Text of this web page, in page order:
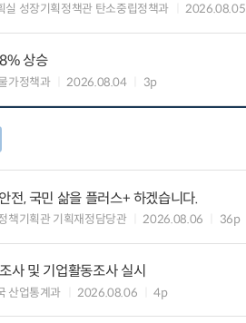
실 성장기획정책관 탄소중립정책과 2026.08.05
상승
가정책과 2026.08.04 3p
전, 국민 삶을 플러스+ 하겠습니다.
책기획관 기획재정담당관 2026.08.06 36p
사 및 기업활동조사 실시
산업통계과 2026.08.06 4p